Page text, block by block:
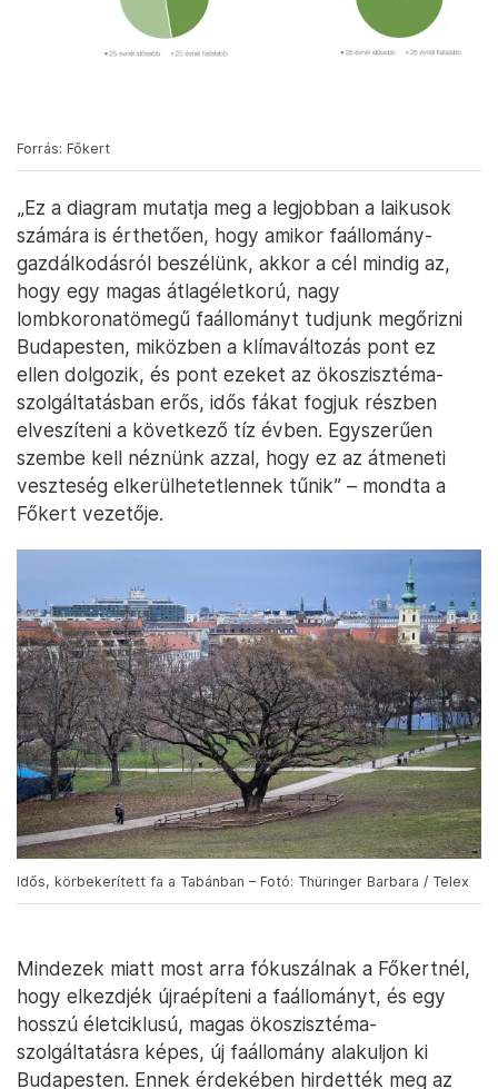
Forrás: Főkert
„Ez a diagram mutatja meg a legjobban a laikusok
számára is érthetően, hogy amikor faállomány-
gazdálkodásról beszélünk, akkor a cél mindig az,
hogy egy magas átlagéletkorú, nagy
lombkoronatömegű faállományt tudjunk megőrizni
Budapesten, miközben a klímaváltozás pont ez
ellen dolgozik, és pont ezeket az ökoszisztéma-
szolgáltatásban erős, idős fákat fogjuk részben
elveszíteni a következő tíz évben. Egyszerűen
szembe kell néznünk azzal, hogy ez az átmeneti
veszteség elkerülhetetlennek tűnik” – mondta a
Főkert vezetője.
Idős, körbekerített fa a Tabánban – Fotó: Thüringer Barbara / Telex
Mindezek miatt most arra fókuszálnak a Főkertnél,
hogy elkezdjék újraépíteni a faállományt, és egy
hosszú életciklusú, magas ökoszisztéma-
szolgáltatásra képes, új faállomány alakuljon ki
Budapesten. Ennek érdekében hirdették meg az